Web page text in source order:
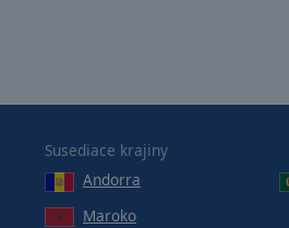
Susediace krajiny
Andorra
Maroko